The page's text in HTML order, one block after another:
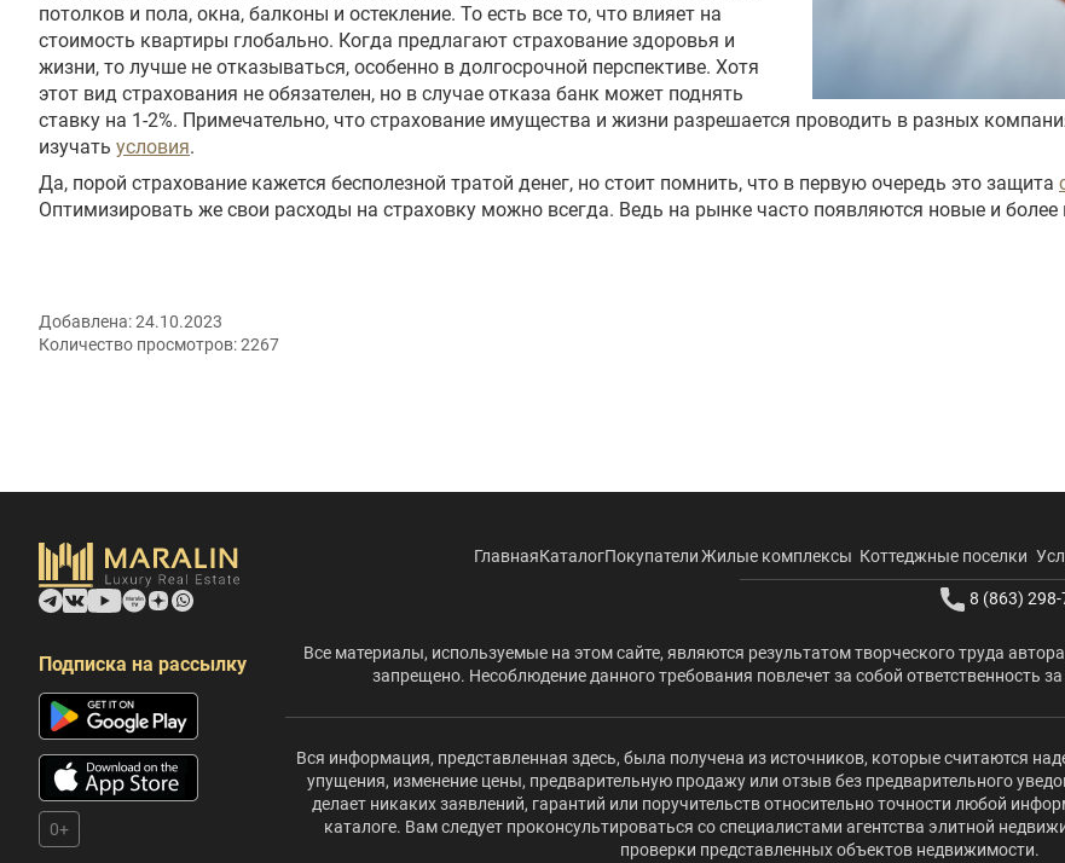
потолков и пола, окна, балконы и остекление. То есть все то, что влияет на
стоимость квартиры глобально. Когда предлагают страхование здоровья и
жизни, то лучше не отказываться, особенно в долгосрочной перспективе. Хотя
этот вид страхования не обязателен, но в случае отказа банк может поднять
ставку на 1-2%. Примечательно, что страхование имущества и жизни разрешается проводить в разных
изучать условия.
Да, порой страхование кажется бесполезной тратой денег, но стоит помнить, что в первую очередь это защита
Оптимизировать же свои расходы на страховку можно всегда. Ведь на рынке часто появляются новые и
Добавлена:24.10.2023
Количество просмотров:2267
ГлавнаяКаталогПокупателиЖилые комплексы Коттеджные поселки
8 (863) 298-
Подписка на рассылку
0+
Все материалы, используемые на этом сайте, являются результатом творческого труда
запрещено. Несоблюдение данного требования повлечет за собой ответственность
Вся информация, представленная здесь, была получена из источников, которые считаются
упущения, изменение цены, предварительную продажу или отзыв без предварительного
делает никаких заявлений, гарантий или поручительств относительно точности любой
каталоге. Вам следует проконсультироваться со специалистами агентства элитной
проверки представленных объектов недвижимости.